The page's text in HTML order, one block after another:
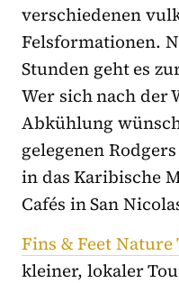
verschiedenen
Felsformationen.
Stunden geht es
Wer sich nach der
Abkühlung
gelegenen
in das Karibische
Cafés in San
Fins & Feet Nature
kleiner, lokaler